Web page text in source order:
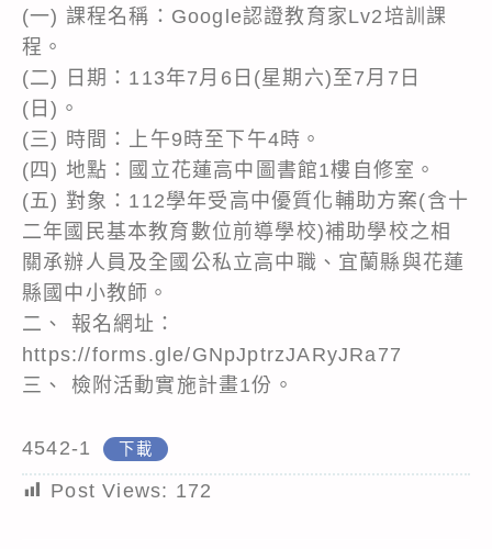
(一) 課程名稱：Google認證教育家Lv2培訓課
程。
(二) 日期：113年7月6日(星期六)至7月7日
(日)。
(三) 時間：上午9時至下午4時。
(四) 地點：國立花蓮高中圖書館1樓自修室。
(五) 對象：112學年受高中優質化輔助方案(含十
二年國民基本教育數位前導學校)補助學校之相
關承辦人員及全國公私立高中職、宜蘭縣與花蓮
縣國中小教師。
二、 報名網址：
https://forms.gle/GNpJptrzJARyJRa77
三、 檢附活動實施計畫1份。
4542-1 下載
Post Views: 172